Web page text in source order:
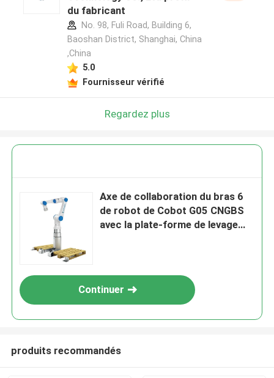
du fabricant
No. 98, Fuli Road, Building 6,
Baoshan District, Shanghai, China
,China
5.0
Fournisseur vérifié
Regardez plus
Axe de collaboration du bras 6
de robot de Cobot G05 CNGBS
avec la plate-forme de levage
Continuer
produits recommandés